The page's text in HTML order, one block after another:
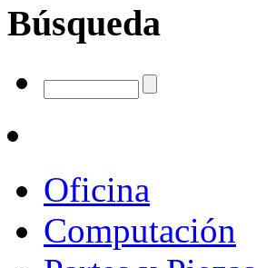
Búsqueda
Oficina
Computación